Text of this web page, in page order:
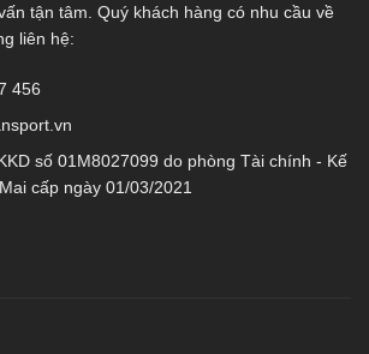
tận tâm. Quý khách hàng có nhu cầu về
liên hệ:
456
số 01M8027099 do phòng Tài chính - Kế
cấp ngày 01/03/2021